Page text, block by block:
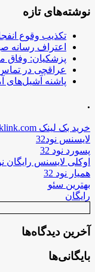
نوشته‌های تازه
تکذیب وقوع
اعتراف رسانه
پزشکیان: وفاق
عراقچی در تماس
پاشنه آشیل‌های
.
خرید بک لینک behtarinbacklink.com
لایسنس نود32
پسورد نود 32
اوکلی لایسنس رایگان نود
همیار نود 32
بهترین سئو
رایگان
آخرین دیدگاه‌ها
بایگانی‌ها